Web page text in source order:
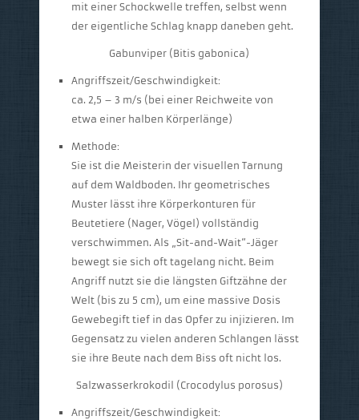
mit einer Schockwelle treffen, selbst wenn
der eigentliche Schlag knapp daneben geht.
Gabunviper (Bitis gabonica)
Angriffszeit/Geschwindigkeit:
ca. 2,5 – 3 m/s (bei einer Reichweite von
etwa einer halben Körperlänge)
Methode:
Sie ist die Meisterin der visuellen Tarnung
auf dem Waldboden. Ihr geometrisches
Muster lässt ihre Körperkonturen für
Beutetiere (Nager, Vögel) vollständig
verschwimmen. Als „Sit-and-Wait“-Jäger
bewegt sie sich oft tagelang nicht. Beim
Angriff nutzt sie die längsten Giftzähne der
Welt (bis zu 5 cm), um eine massive Dosis
Gewebegift tief in das Opfer zu injizieren. Im
Gegensatz zu vielen anderen Schlangen lässt
sie ihre Beute nach dem Biss oft nicht los.
Salzwasserkrokodil (Crocodylus porosus)
Angriffszeit/Geschwindigkeit: